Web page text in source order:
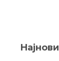
Најнови